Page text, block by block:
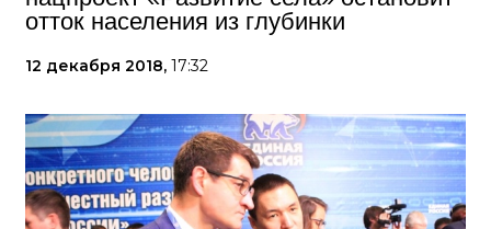
отток населения из глубинки
12 декабря 2018, 17:32